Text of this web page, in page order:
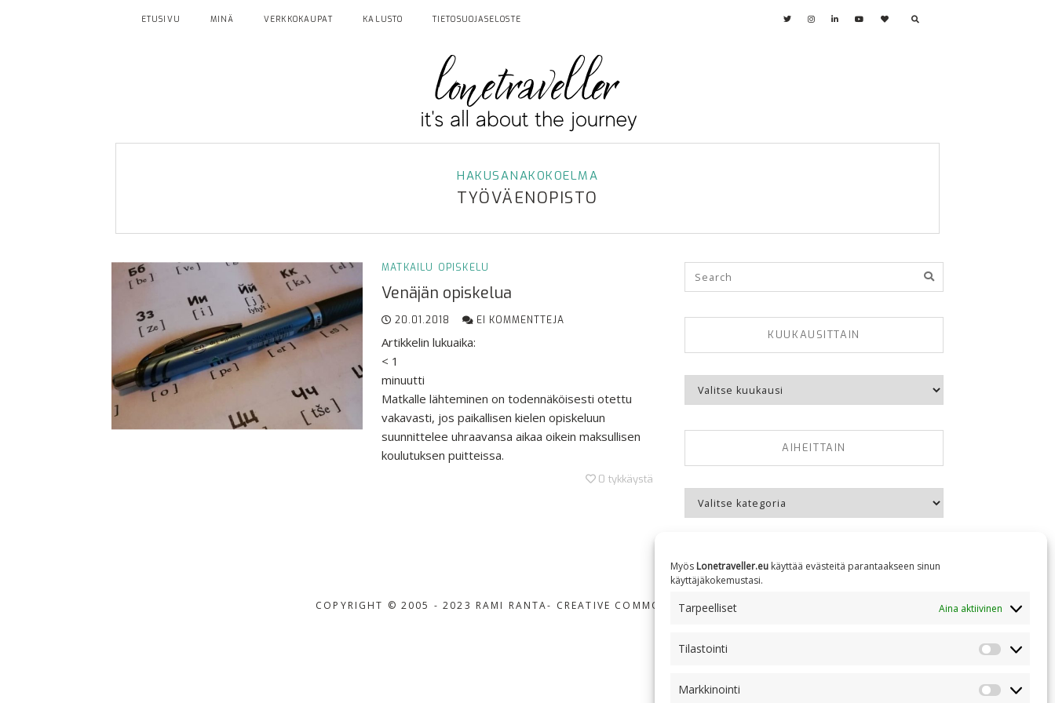
Myös Lonetraveller.eu käyttää evästeitä parantaakseen sinun
käyttäjäkokemustasi.
Tarpeelliset Aina aktiivinen
Tilastointi
Tilastointi
Markkinointi
ETUSIVU MINÄ VERKKOKAUPAT KALUSTO TIETOSUOJASELOSTE
HAKUSANAKOKOELMA
TYÖVÄENOPISTO
MATKAILU OPISKELU
Venäjän opiskelua
20.01.2018 EI KOMMENTTEJA
Artikkelin lukuaika:
< 1
minuutti
Matkalle lähteminen on todennäköisesti otettu
vakavasti, jos paikallisen kielen opiskeluun
suunnittelee uhraavansa aikaa oikein maksullisen
koulutuksen puitteissa.
0 tykkäystä
KUUKAUSITTAIN
Kuukausittain
AIHEITTAIN
Aiheittain
COPYRIGHT © 2005 - 2023 RAMI RANTA- CREATIVE COMMONS BY-NC 4.0